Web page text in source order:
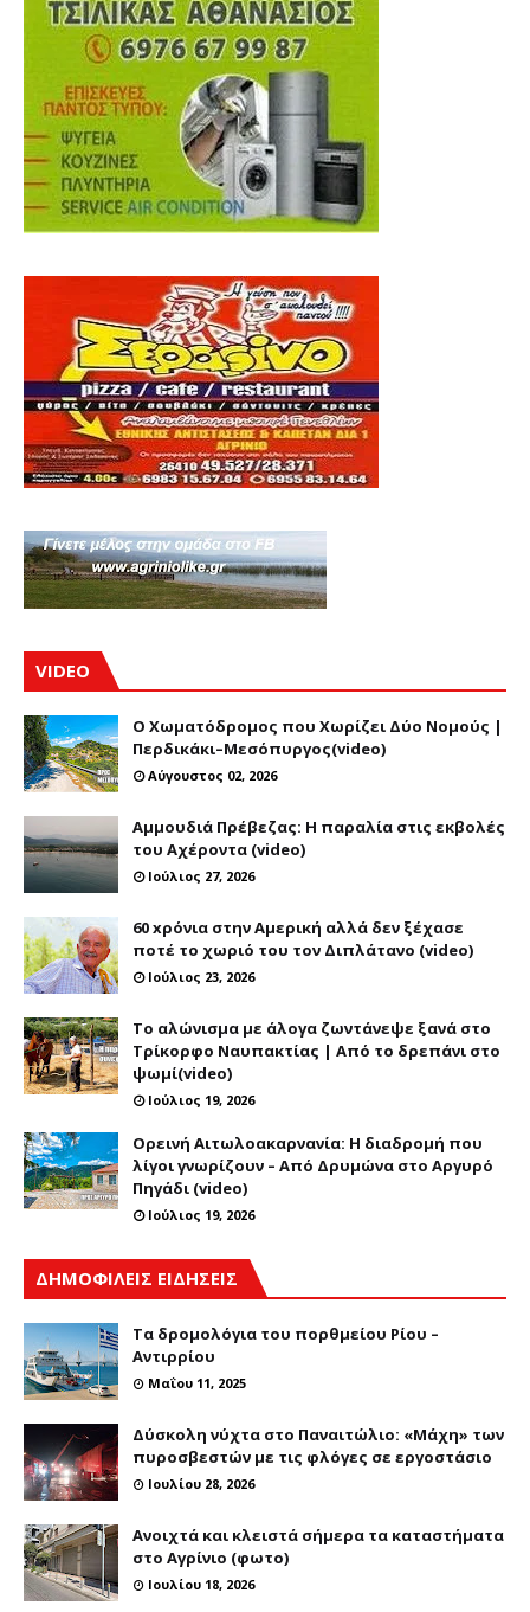
VIDEO
Ο Χωματόδρομος που Χωρίζει Δύο Νομούς |
Περδικάκι–Μεσόπυργος(video)
Αύγουστος 02, 2026
Αμμουδιά Πρέβεζας: Η παραλία στις εκβολές
του Αχέροντα (video)
Ιούλιος 27, 2026
60 xρόνια στην Αμερική αλλά δεν ξέχασε
ποτέ το χωριό του τον Διπλάτανο (video)
Ιούλιος 23, 2026
Το αλώνισμα με άλογα ζωντάνεψε ξανά στο
Τρίκορφο Ναυπακτίας | Από το δρεπάνι στο
ψωμί(video)
Ιούλιος 19, 2026
Ορεινή Αιτωλοακαρνανία: Η διαδρομή που
λίγοι γνωρίζουν – Από Δρυμώνα στο Αργυρό
Πηγάδι (video)
Ιούλιος 19, 2026
ΔΗΜΟΦΙΛΕΙΣ ΕΙΔΗΣΕΙΣ
Τα δρομολόγια του πορθμείου Ρίου –
Αντιρρίου
Μαΐου 11, 2025
Δύσκολη νύχτα στο Παναιτώλιο: «Μάχη» των
πυροσβεστών με τις φλόγες σε εργοστάσιο
Ιουλίου 28, 2026
Ανοιχτά και κλειστά σήμερα τα καταστήματα
στο Αγρίνιο (φωτο)
Ιουλίου 18, 2026